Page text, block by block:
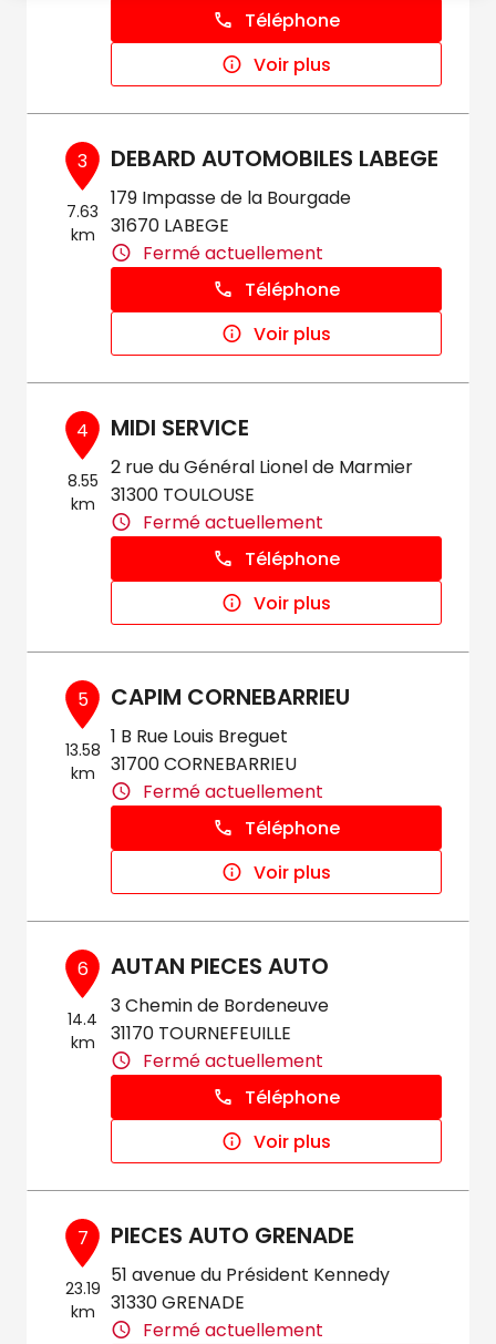
Téléphone
Voir plus
3
7.63
km
DEBARD AUTOMOBILES LABEGE
179 Impasse de la Bourgade
31670 LABEGE
Fermé actuellement
Téléphone
Voir plus
4
8.55
km
MIDI SERVICE
2 rue du Général Lionel de Marmier
31300 TOULOUSE
Fermé actuellement
Téléphone
Voir plus
5
13.58
km
CAPIM CORNEBARRIEU
1 B Rue Louis Breguet
31700 CORNEBARRIEU
Fermé actuellement
Téléphone
Voir plus
6
14.4
km
AUTAN PIECES AUTO
3 Chemin de Bordeneuve
31170 TOURNEFEUILLE
Fermé actuellement
Téléphone
Voir plus
7
23.19
km
PIECES AUTO GRENADE
51 avenue du Président Kennedy
31330 GRENADE
Fermé actuellement